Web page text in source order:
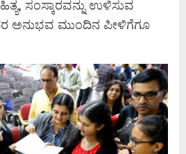
ಸಂಸ್ಕಾರವನ್ನು ಉಳಿಸುವ
ಅನುಭವ ಮುಂದಿನ ಪೀಳಿಗೆಗೂ